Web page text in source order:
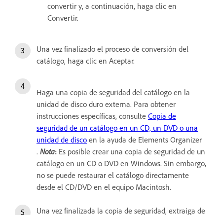
convertir y, a continuación, haga clic en
Convertir.
Una vez finalizado el proceso de conversión del
catálogo, haga clic en Aceptar.
Haga una copia de seguridad del catálogo en la
unidad de disco duro externa. Para obtener
instrucciones específicas, consulte Copia de
seguridad de un catálogo en un CD, un DVD o una
unidad de disco en la ayuda de Elements Organizer
. Nota: Es posible crear una copia de seguridad de un
catálogo en un CD o DVD en Windows. Sin embargo,
no se puede restaurar el catálogo directamente
desde el CD/DVD en el equipo Macintosh.
Una vez finalizada la copia de seguridad, extraiga de